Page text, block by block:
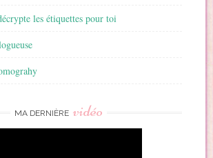
les étiquettes pour toi
MA DERNIÈRE vidéo